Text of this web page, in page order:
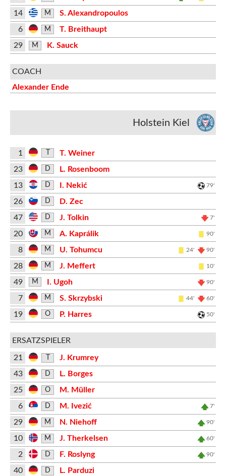
14 M
S. Alexandropoulos
6
M
T. Breithaupt
29
M K. Sauck
COACH
Alexander Ende
Holstein Kiel
1
T. Weiner
23
D
L. Rosenboom
13
D I. Nekić 79'
26 D
D. Zec
47
D J. Tolkin 7'
20 M A. Kaprálik 90'
8 M U. Tohumcu 24' 90'
28 M J. Meffert 10'
49 M I. Ugoh 90'
7 M S. Skrzybski 44' 60'
19 O P. Harres 50'
ERSATZSPIELER
21
J. Krumrey
43
D
L. Borges
25
O
M. Müller
6
D M. Ivezić 7'
29 M N. Niehoff 90'
10 M J. Therkelsen 60'
2 D F. Roslyng 90'
40 D L. Parduzi